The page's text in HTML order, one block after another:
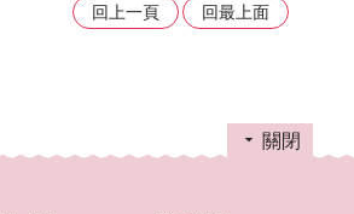
回上一頁 回最上面
關閉